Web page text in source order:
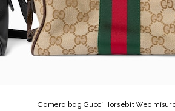
Camera bag Gucci Horsebit Web